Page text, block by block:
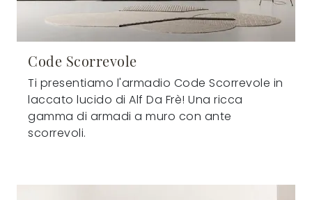
Code Scorrevole
Ti presentiamo l'armadio Code Scorrevole in
laccato lucido di Alf Da Frè! Una ricca
gamma di armadi a muro con ante
scorrevoli.